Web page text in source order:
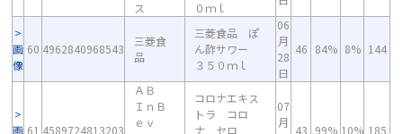
ス
０ｍｌ
画
像
60 4962840968543
三菱食
品
三菱食品 ぽ
ん酢サワー
３５０ｍｌ
06
月
28
日
46 84% 8% 144
画 61 4589724813203
ＡＢ
ＩｎＢ
ｅｖ
コロナエキス
トラ コロ
ナ セロ
07
月
43 99% 10% 185